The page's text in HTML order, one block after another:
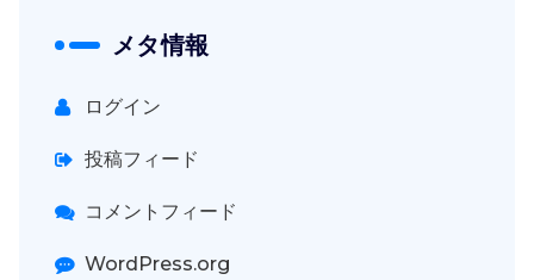
メタ情報
ログイン
投稿フィード
コメントフィード
WordPress.org